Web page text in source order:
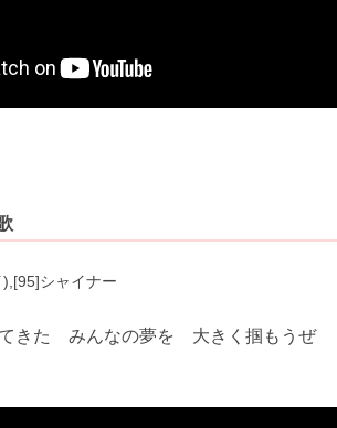
シャイナー
てきた みんなの夢を 大きく掴もうぜ